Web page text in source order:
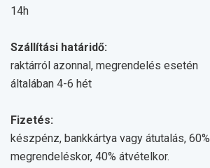
14h
Szállítási határidő:
raktárról azonnal, megrendelés esetén
általában 4-6 hét
Fizetés:
készpénz, bankkártya vagy átutalás, 60%
megrendeléskor, 40% átvételkor.